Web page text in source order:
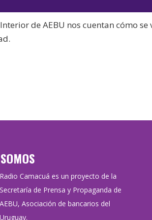
teclas
de
el
de AEBU nos cuentan cómo se
Radio Camacuá es un proyecto de la
Secretaría de Prensa y Propaganda de
AEBU, Asociación de bancarios del
Uruguay.